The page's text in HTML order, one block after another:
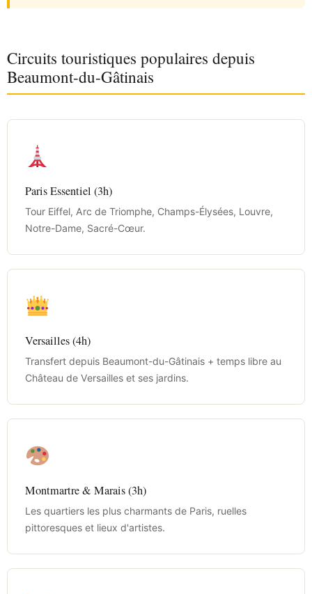
Circuits touristiques populaires depuis
Beaumont-du-Gâtinais
Paris Essentiel (3h)
Tour Eiffel, Arc de Triomphe, Champs-Élysées, Louvre,
Notre-Dame, Sacré-Cœur.
Versailles (4h)
Transfert depuis Beaumont-du-Gâtinais + temps libre au
Château de Versailles et ses jardins.
Montmartre & Marais (3h)
Les quartiers les plus charmants de Paris, ruelles
pittoresques et lieux d'artistes.